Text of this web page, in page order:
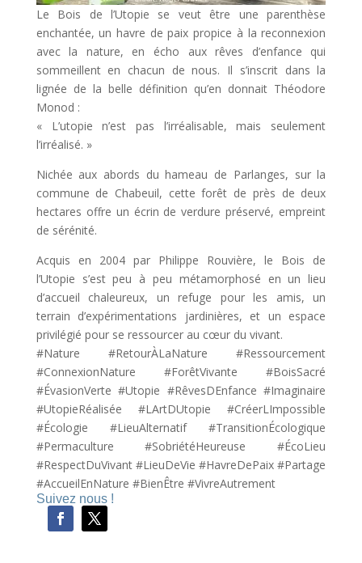
Le Bois de l’Utopie se veut être une parenthèse
enchantée, un havre de paix propice à la reconnexion
avec la nature, en écho aux rêves d’enfance qui
sommeillent en chacun de nous. Il s’inscrit dans la
lignée de la belle définition qu’en donnait Théodore
Monod :
« L’utopie n’est pas l’irréalisable, mais seulement
l’irréalisé. »
Nichée aux abords du hameau de Parlanges, sur la
commune de Chabeuil, cette forêt de près de deux
hectares offre un écrin de verdure préservé, empreint
de sérénité.
Acquis en 2004 par Philippe Rouvière, le Bois de
l’Utopie s’est peu à peu métamorphosé en un lieu
d’accueil chaleureux, un refuge pour les amis, un
terrain d’expérimentations jardinières, et un espace
privilégié pour se ressourcer au cœur du vivant.
#Nature #RetourÀLaNature #Ressourcement
#ConnexionNature #ForêtVivante #BoisSacré
#ÉvasionVerte #Utopie #RêvesDEnfance #Imaginaire
#UtopieRéalisée #LArtDUtopie #CréerLImpossible
#Écologie #LieuAlternatif #TransitionÉcologique
#Permaculture #SobriétéHeureuse #ÉcoLieu
#RespectDuVivant #LieuDeVie #HavreDePaix #Partage
#AccueilEnNature #BienÊtre #VivreAutrement
Suivez nous !